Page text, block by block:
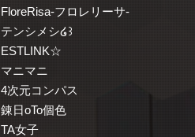
FloreRisa-フロレリーサ-
テンシメシ໒꒱
ESTLINK☆
マニマニ
4次元コンパス
錬日oTo個色
TA女子